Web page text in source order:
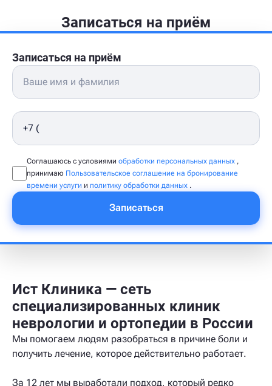
Записаться на приём
Записаться на приём
Соглашаюсь с условиями обработки персональных данных ,
принимаю Пользовательское соглашение на бронирование
времени услуги и политику обработки данных .
Записаться
Ист Клиника — сеть
специализированных клиник
неврологии и ортопедии в России
Мы помогаем людям разобраться в причине боли и
получить лечение, которое действительно работает.
За 12 лет мы выработали подход, который редко